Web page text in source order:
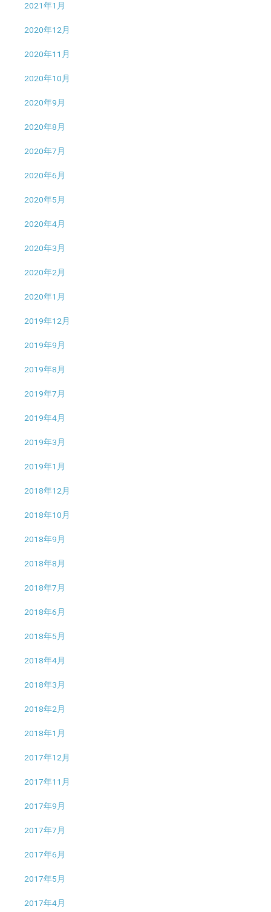
2021年1月
2020年12月
2020年11月
2020年10月
2020年9月
2020年8月
2020年7月
2020年6月
2020年5月
2020年4月
2020年3月
2020年2月
2020年1月
2019年12月
2019年9月
2019年8月
2019年7月
2019年4月
2019年3月
2019年1月
2018年12月
2018年10月
2018年9月
2018年8月
2018年7月
2018年6月
2018年5月
2018年4月
2018年3月
2018年2月
2018年1月
2017年12月
2017年11月
2017年9月
2017年7月
2017年6月
2017年5月
2017年4月